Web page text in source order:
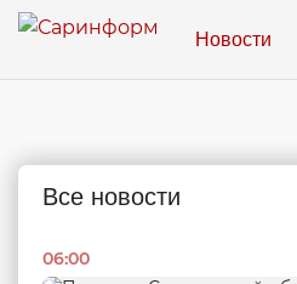
Новости
Все новости
06:00